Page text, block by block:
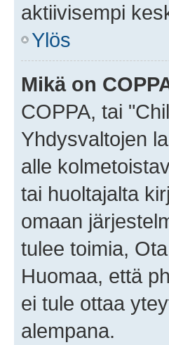
aktiivisempi
Ylös
Mikä on
COPPA, tai
Yhdysvaltojen
alle
tai huoltajalta
omaan
tulee toimia,
Huomaa, että
ei tule ottaa
alempana.